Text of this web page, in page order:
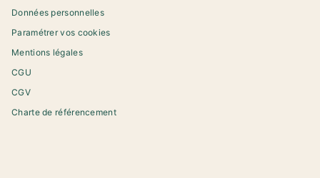
Données personnelles
Paramétrer vos cookies
Mentions légales
CGU
CGV
Charte de référencement